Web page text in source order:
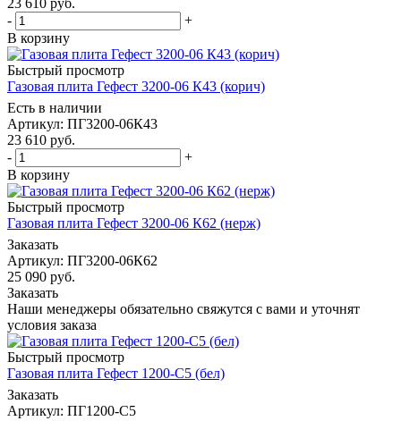
-
+
В корзину
Быстрый просмотр
Газовая плита Гефест 3200-06 К43 (корич)
Есть в наличии
Артикул: ПГ3200-06К43
23 610 руб.
-
+
В корзину
Быстрый просмотр
Газовая плита Гефест 3200-06 К62 (нерж)
Заказать
Артикул: ПГ3200-06К62
25 090 руб.
Заказать
Наши менеджеры обязательно свяжутся с вами и уточнят
условия заказа
Быстрый просмотр
Газовая плита Гефест 1200-С5 (бел)
Заказать
Артикул: ПГ1200-С5